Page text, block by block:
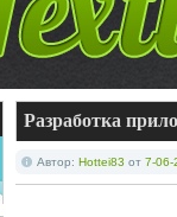
Разработка
Автор: Hottei83 от 7-06-